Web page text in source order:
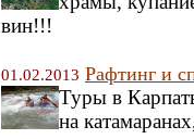
вин!!!
01.02.2013 Рафтинг и
Туры в
на